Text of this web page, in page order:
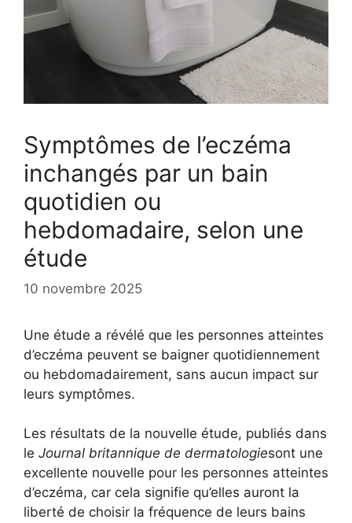
Symptômes de l’eczéma
inchangés par un bain
quotidien ou
hebdomadaire, selon une
étude
10 novembre 2025
Une étude a révélé que les personnes atteintes
d’eczéma peuvent se baigner quotidiennement
ou hebdomadairement, sans aucun impact sur
leurs symptômes.
Les résultats de la nouvelle étude, publiés dans
le Journal britannique de dermatologiesont une
excellente nouvelle pour les personnes atteintes
d’eczéma, car cela signifie qu’elles auront la
liberté de choisir la fréquence de leurs bains